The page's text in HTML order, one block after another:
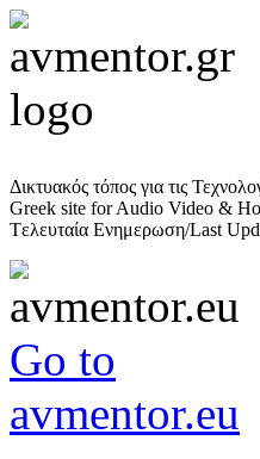
Δικτυακός τόπος για τις
Greek site for Audio Video &
Tελευταία Ενημερωση/Last
Go to
avmentor.eu